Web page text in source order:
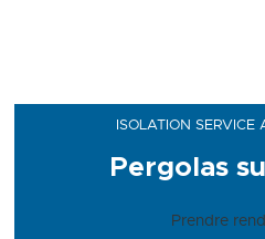
ISOLATION SERVICE
Pergolas
Prendre